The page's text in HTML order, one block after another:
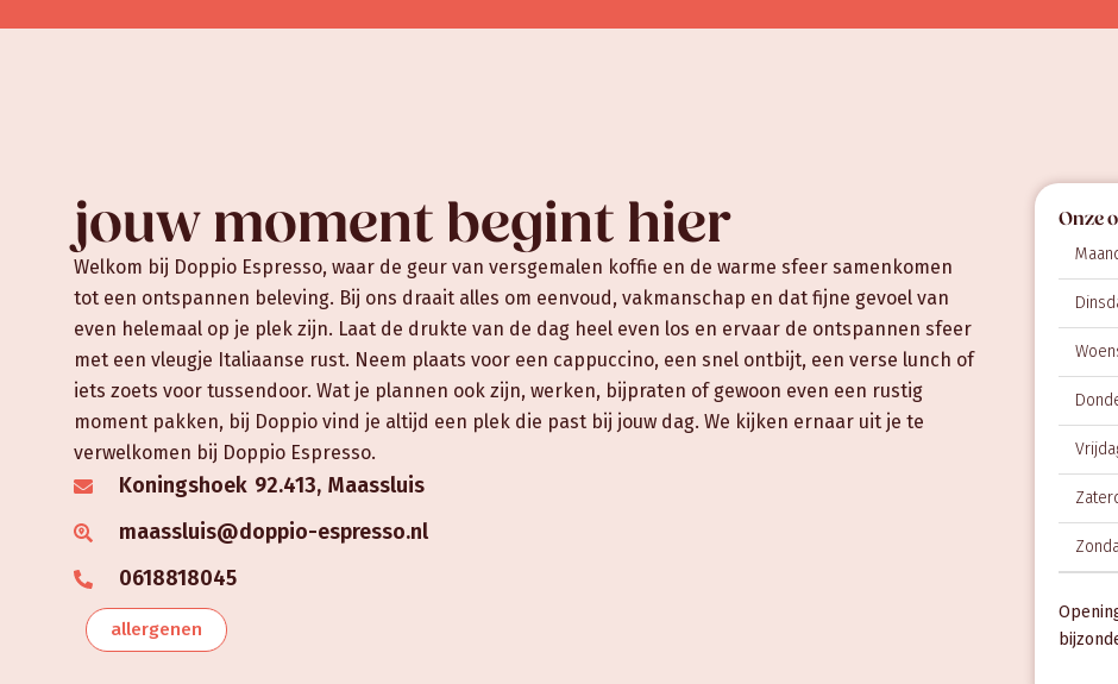
jouw moment begint hier
Welkom bij Doppio Espresso, waar de geur van versgemalen koffie en de warme sfeer samenkomen
tot een ontspannen beleving. Bij ons draait alles om eenvoud, vakmanschap en dat fijne gevoel van
even helemaal op je plek zijn. Laat de drukte van de dag heel even los en ervaar de ontspannen sfeer
met een vleugje Italiaanse rust. Neem plaats voor een cappuccino, een snel ontbijt, een verse lunch of
iets zoets voor tussendoor. Wat je plannen ook zijn, werken, bijpraten of gewoon even een rustig
moment pakken, bij Doppio vind je altijd een plek die past bij jouw dag. We kijken ernaar uit je te
verwelkomen bij Doppio Espresso.
Koningshoek 92.413, Maassluis
maassluis@doppio-espresso.nl
0618818045
allergenen
Onze